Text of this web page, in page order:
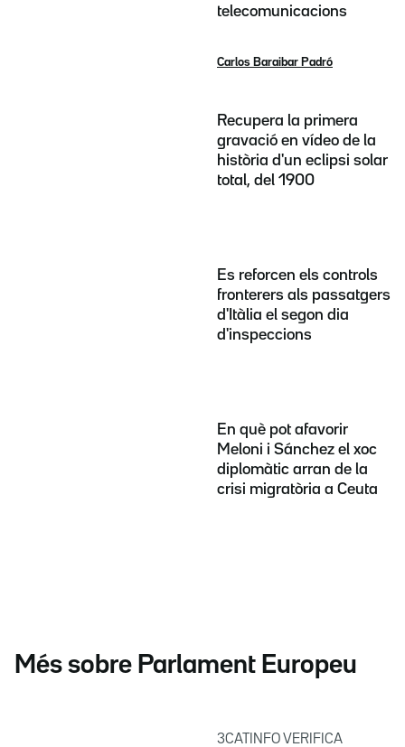
telecomunicacions
Carlos Baraibar Padró
Recupera la primera
gravació en vídeo de la
història d'un eclipsi solar
total, del 1900
Es reforcen els controls
fronterers als passatgers
d'Itàlia el segon dia
d'inspeccions
En què pot afavorir
Meloni i Sánchez el xoc
diplomàtic arran de la
crisi migratòria a Ceuta
Més sobre Parlament Europeu
3CATINFO VERIFICA